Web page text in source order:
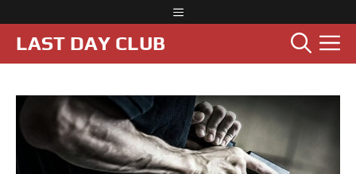
к
содержимому
Меню
LAST DAY CLUB